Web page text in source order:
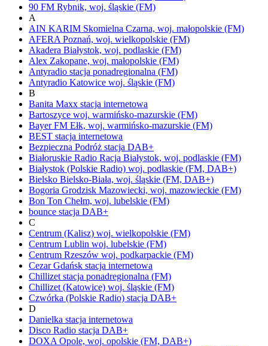
90 FM Rybnik, woj. śląskie (FM)
A
AIN KARIM Skomielna Czarna, woj. małopolskie (FM)
AFERA Poznań, woj. wielkopolskie (FM)
Akadera Białystok, woj. podlaskie (FM)
Alex Zakopane, woj. małopolskie (FM)
Antyradio stacja ponadregionalna (FM)
Antyradio Katowice woj. śląskie (FM)
B
Banita Maxx stacja internetowa
Bartoszyce woj. warmińsko-mazurskie (FM)
Bayer FM Ełk, woj. warmińsko-mazurskie (FM)
BEST stacja internetowa
Bezpieczna Podróż stacja DAB+
Białoruskie Radio Racja Białystok, woj. podlaskie (FM)
Białystok (Polskie Radio) woj. podlaskie (FM, DAB+)
Bielsko Bielsko-Biała, woj. śląskie (FM, DAB+)
Bogoria Grodzisk Mazowiecki, woj. mazowieckie (FM)
Bon Ton Chełm, woj. lubelskie (FM)
bounce stacja DAB+
C
Centrum (Kalisz) woj. wielkopolskie (FM)
Centrum Lublin woj. lubelskie (FM)
Centrum Rzeszów woj. podkarpackie (FM)
Cezar Gdańsk stacja internetowa
Chillizet stacja ponadregionalna (FM)
Chillizet (Katowice) woj. śląskie (FM)
Czwórka (Polskie Radio) stacja DAB+
D
Danielka stacja internetowa
Disco Radio stacja DAB+
DOXA Opole, woj. opolskie (FM, DAB+)